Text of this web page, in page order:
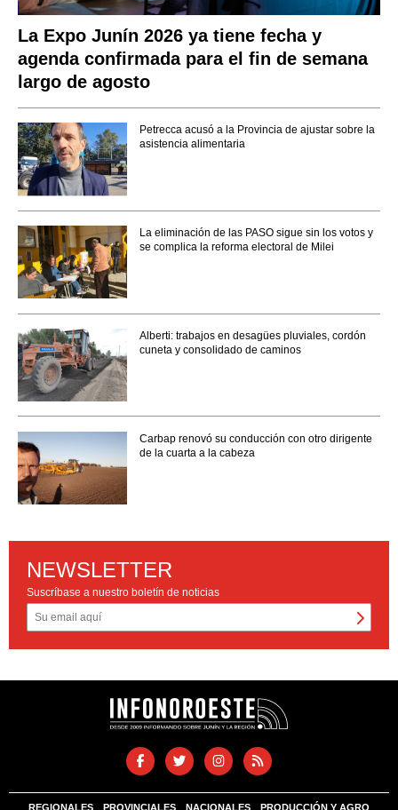
La Expo Junín 2026 ya tiene fecha y
agenda confirmada para el fin de semana
largo de agosto
Petrecca acusó a la Provincia de ajustar sobre la
asistencia alimentaria
La eliminación de las PASO sigue sin los votos y
se complica la reforma electoral de Milei
Alberti: trabajos en desagües pluviales, cordón
cuneta y consolidado de caminos
Carbap renovó su conducción con otro dirigente
de la cuarta a la cabeza
NEWSLETTER
Suscríbase a nuestro boletín de noticias
REGIONALES PROVINCIALES NACIONALES PRODUCCIÓN Y AGRO